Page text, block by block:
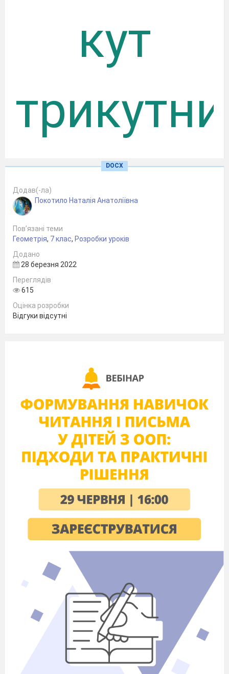
кут
(7 клас,
Підготувала
учитель математики
Покотило Наталія
Мета уроку:забезпечити розуміння
вивчення поняття «зовнішній
кут трикутника»,засвоєння
властивостей зовнішнього кута
трикутника; навчити
використовувати набуті знання
при розв’язуванні задач;
формувати логічні вміння,
вміння творчої діяльності учнів
самостійно застосовувати
знання до розв’язування задач;
виховувати почуття краси,
DOCX
Додав(-ла)
Покотило Наталія Анатоліївна
Пов’язані теми
Геометрія, 7 клас, Розробки уроків
Додано
28 березня 2022
Переглядів
615
Оцінка розробки
Відгуки відсутні